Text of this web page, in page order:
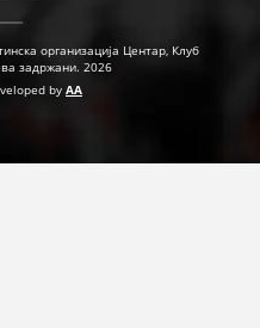
ВОЛОНТЕРИ
организација Центар, Клуб
задржани. 2026
by AA